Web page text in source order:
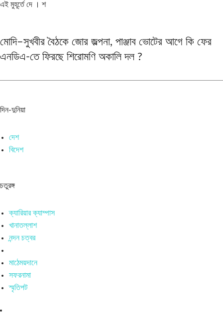
এই মুহূর্তে দে । শ
মোদি–সুখবীর বৈঠকে জোর জল্পনা, পাঞ্জাব ভোটের আগে কি ফের
এনডিএ-তে ফিরছে শিরোমণি অকালি দল ?
দিন-দুনিয়া
দেশ
বিদেশ
চতুরঙ্গ
ক্যারিয়ার ক্যাম্পাস
খানাতল্লাশ
নন্দন চত্বর
মাঠেময়দানে
সফরনামা
স্মৃতিপট